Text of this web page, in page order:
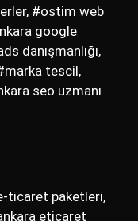
#ostim web
google
danışmanlığı,
tescil,
seo uzmanı
ticaret paketleri,
eticaret